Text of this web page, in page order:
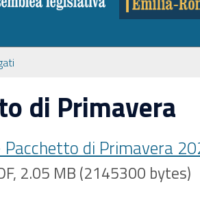
di Primavera
di Primavera
2.05 MB (2145300 bytes)